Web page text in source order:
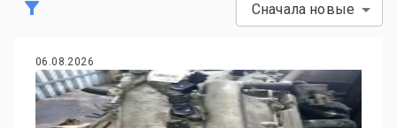
Сначала новые
06.08.2026